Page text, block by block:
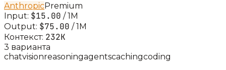
AnthropicPremium
Input: $15.00 / 1M
Output: $75.00 / 1M
Контекст: 232K
3 варианта
chatvisionreasoningagentscachingcoding